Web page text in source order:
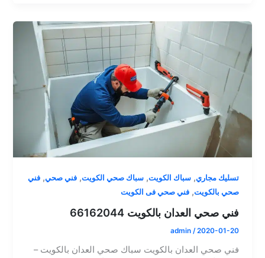
تسليك مجاري,سباك الكويت,سباك صحي الكويت,فني صحي,فني
صحي بالكويت,فني صحي فى الكويت
فني صحي العدان بالكويت 66162044
admin /2020-01-20
فني صحي العدان بالكويت سباك صحي العدان بالكويت –